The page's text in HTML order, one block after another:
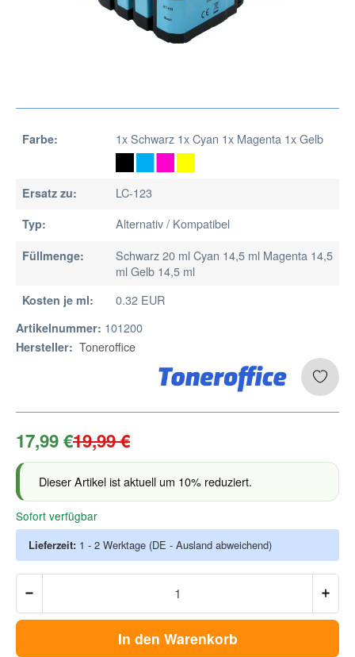
Farbe: 1x Schwarz 1x Cyan 1x Magenta 1x Gelb
Ersatz zu: LC-123
Typ: Alternativ / Kompatibel
Füllmenge:
Schwarz 20 ml Cyan 14,5 ml Magenta 14,5
ml Gelb 14,5 ml
Kosten je ml: 0.32 EUR
Artikelnummer: 101200
Hersteller: Toneroffice
17,99 €19,99 €
Dieser Artikel ist aktuell um 10% reduziert.
Sofort verfügbar
Lieferzeit: 1 - 2 Werktage (DE - Ausland abweichend)
In den Warenkorb